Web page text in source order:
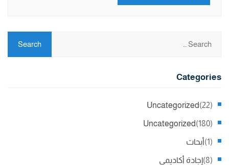
Categories
Uncategorized (22)
Uncategorized (180)
أبحاث (1)
إجادة أكاديمي (8)